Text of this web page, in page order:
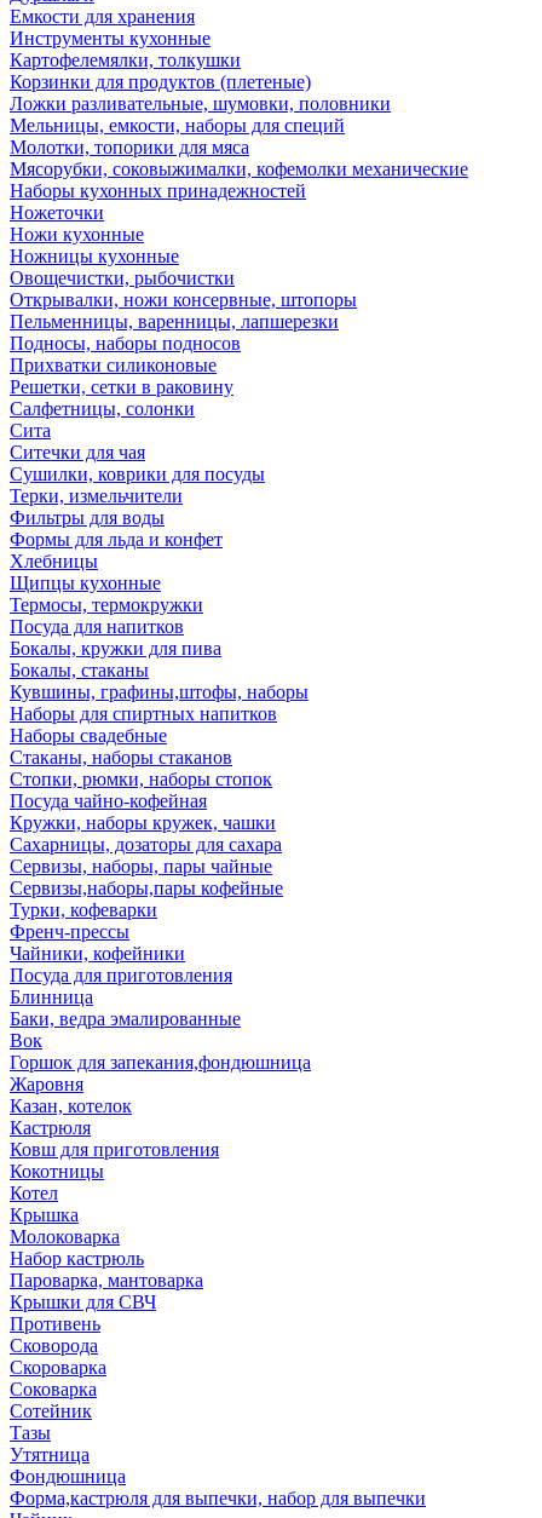
Емкости для хранения
Инструменты кухонные
Картофелемялки, толкушки
Корзинки для продуктов (плетеные)
Ложки разливательные, шумовки, половники
Мельницы, емкости, наборы для специй
Молотки, топорики для мяса
Мясорубки, соковыжималки, кофемолки механические
Наборы кухонных принадежностей
Ножеточки
Ножи кухонные
Ножницы кухонные
Овощечистки, рыбочистки
Открывалки, ножи консервные, штопоры
Пельменницы, варенницы, лапшерезки
Подносы, наборы подносов
Прихватки силиконовые
Решетки, сетки в раковину
Салфетницы, солонки
Сита
Ситечки для чая
Сушилки, коврики для посуды
Терки, измельчители
Фильтры для воды
Формы для льда и конфет
Хлебницы
Щипцы кухонные
Термосы, термокружки
Посуда для напитков
Бокалы, кружки для пива
Бокалы, стаканы
Кувшины, графины,штофы, наборы
Наборы для спиртных напитков
Наборы свадебные
Стаканы, наборы стаканов
Стопки, рюмки, наборы стопок
Посуда чайно-кофейная
Кружки, наборы кружек, чашки
Сахарницы, дозаторы для сахара
Сервизы, наборы, пары чайные
Сервизы,наборы,пары кофейные
Турки, кофеварки
Френч-прессы
Чайники, кофейники
Посуда для приготовления
Блинница
Баки, ведра эмалированные
Вок
Горшок для запекания,фондюшница
Жаровня
Казан, котелок
Кастрюля
Ковш для приготовления
Кокотницы
Котел
Крышка
Молоковарка
Набор кастрюль
Пароварка, мантоварка
Крышки для СВЧ
Противень
Сковорода
Скороварка
Соковарка
Сотейник
Тазы
Утятница
Фондюшница
Форма,кастрюля для выпечки, набор для выпечки